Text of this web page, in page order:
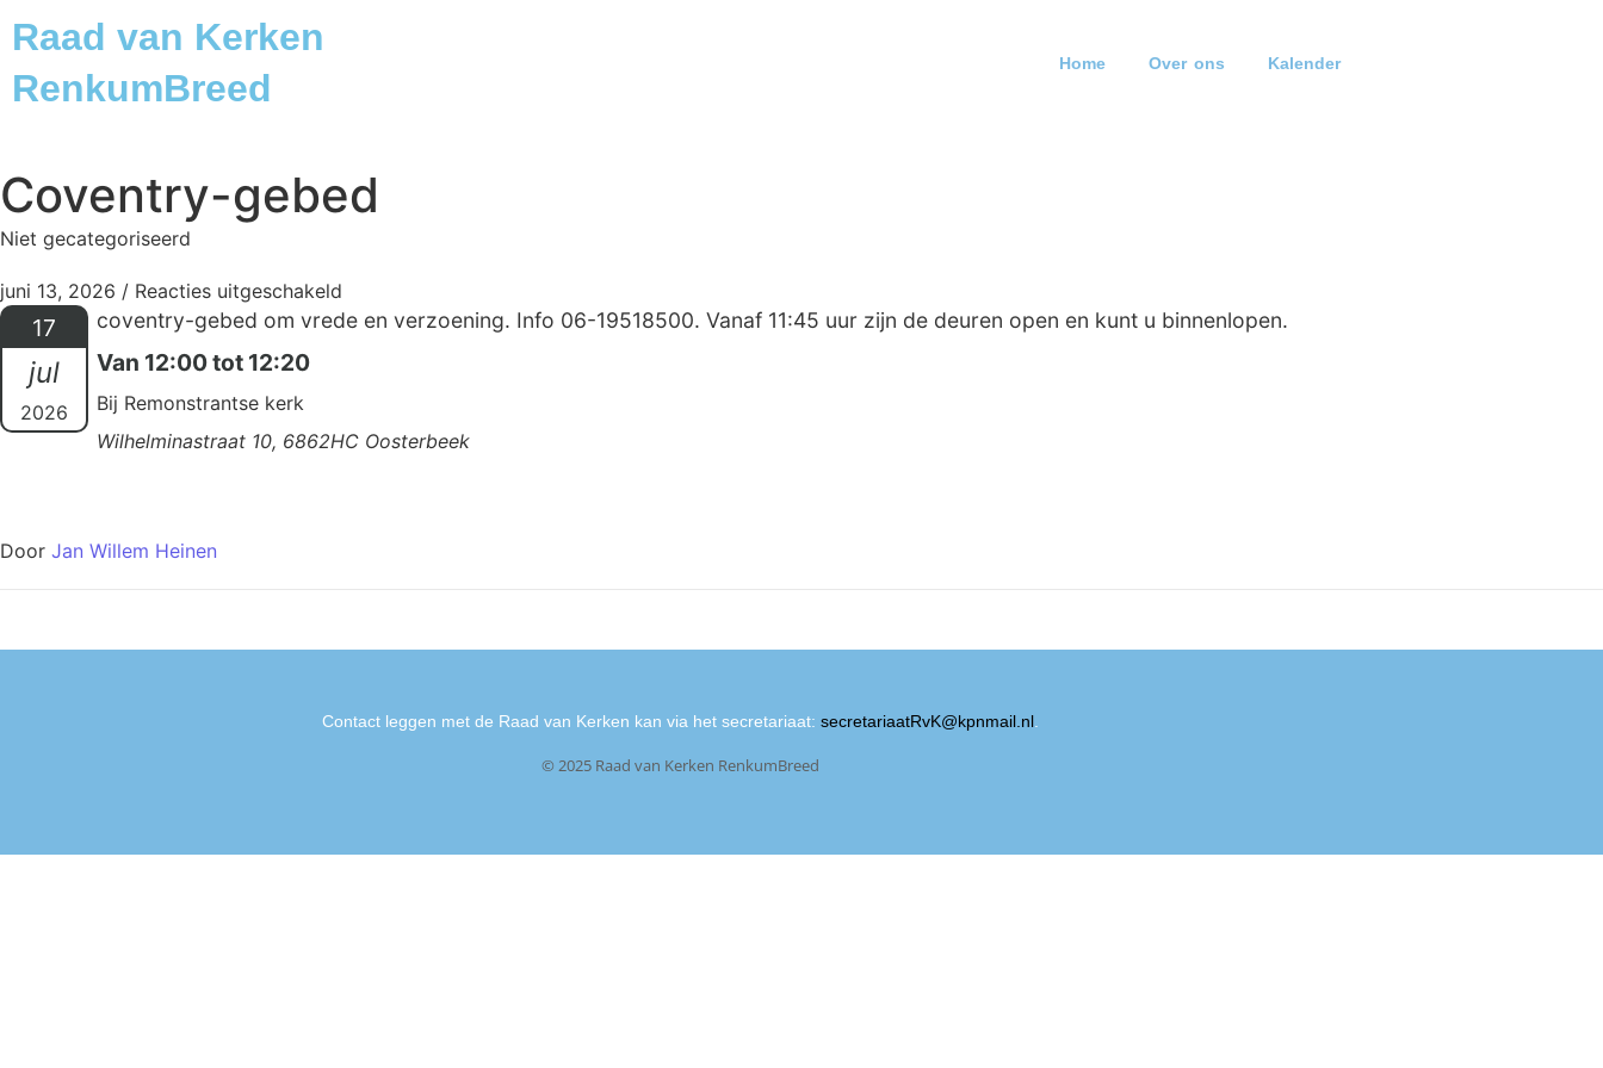
Raad van Kerken
RenkumBreed
Home Over ons Kalender
Coventry-gebed
Niet gecategoriseerd
juni 13, 2026 / Reacties uitgeschakeld
17
jul
2026
coventry-gebed om vrede en verzoening. Info 06-19518500. Vanaf 11:45 uur zijn de deuren open en kunt u binnenlopen.
Van 12:00 tot 12:20
Bij Remonstrantse kerk
Wilhelminastraat 10, 6862HC Oosterbeek
Door Jan Willem Heinen
Contact leggen met de Raad van Kerken kan via het secretariaat: secretariaatRvK@kpnmail.nl.
© 2025 Raad van Kerken RenkumBreed